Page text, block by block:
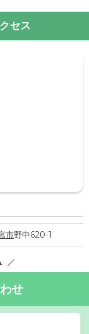
セス
市野中620-1
せ